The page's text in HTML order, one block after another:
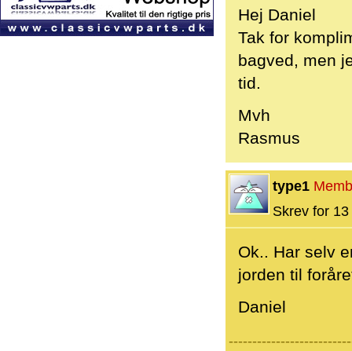
Hej Daniel
Tak for
bagved, men
tid.
Mvh
Rasmus
type1
Skrev for
Ok.. Har selv
jorden til
Daniel